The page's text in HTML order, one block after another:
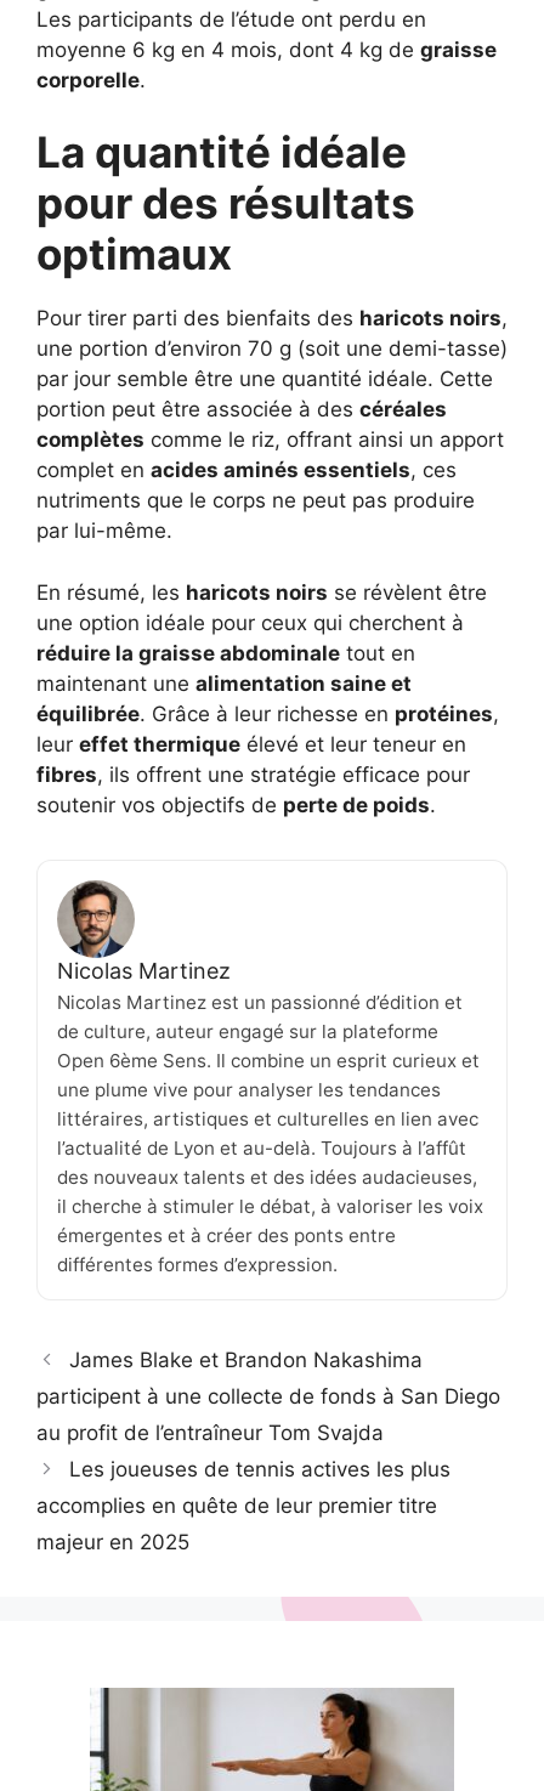
Les participants de l’étude ont perdu en
moyenne 6 kg en 4 mois, dont 4 kg de graisse
corporelle.
La quantité idéale
pour des résultats
optimaux
Pour tirer parti des bienfaits des haricots noirs,
une portion d’environ 70 g (soit une demi-tasse)
par jour semble être une quantité idéale. Cette
portion peut être associée à des céréales
complètes comme le riz, offrant ainsi un apport
complet en acides aminés essentiels, ces
nutriments que le corps ne peut pas produire
par lui-même.
En résumé, les haricots noirs se révèlent être
une option idéale pour ceux qui cherchent à
réduire la graisse abdominale tout en
maintenant une alimentation saine et
équilibrée. Grâce à leur richesse en protéines,
leur effet thermique élevé et leur teneur en
fibres, ils offrent une stratégie efficace pour
soutenir vos objectifs de perte de poids.
Nicolas Martinez
Nicolas Martinez est un passionné d’édition et
de culture, auteur engagé sur la plateforme
Open 6ème Sens. Il combine un esprit curieux et
une plume vive pour analyser les tendances
littéraires, artistiques et culturelles en lien avec
l’actualité de Lyon et au-delà. Toujours à l’affût
des nouveaux talents et des idées audacieuses,
il cherche à stimuler le débat, à valoriser les voix
émergentes et à créer des ponts entre
différentes formes d’expression.
James Blake et Brandon Nakashima
participent à une collecte de fonds à San Diego
au profit de l’entraîneur Tom Svajda
Les joueuses de tennis actives les plus
accomplies en quête de leur premier titre
majeur en 2025